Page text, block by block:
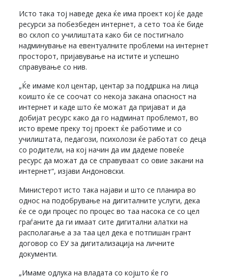
Исто така тој наведе дека ќе има проект кој ќе даде
ресурси за побезбеден интернет, а сето тоа ќе биде
во склоп со училиштата како би се постигнало
надминување на евентуалните проблеми на интернет
просторот, пријавување на истите и успешно
справување со нив.
„Ќе имаме кол центар, центар за поддршка на лица
коишто ќе се соочат со некоја закана опасност на
интернет и каде што ќе можат да пријават и да
добијат ресурс како да го надминат проблемот, во
исто време преку тој проект ќе работиме и со
училиштата, педагози, психолози ќе работат со деца
со родители, на кој начин да им дадеме повеќе
ресурс да можат да се справуваат со овие закани на
интернет“, изјави Андоновски.
Министерот исто така најави и што се планира во
однос на подобрување на дигиталните услуги, дека
ќе се оди процес по процес во таа насока се со цел
граѓаните да ги имаат сите дигитални алатки на
располагање а за таа цел дека е потпишан грант
договор со ЕУ за дигитализација на личните
документи.
„Имаме одлука на владата со којшто ќе го